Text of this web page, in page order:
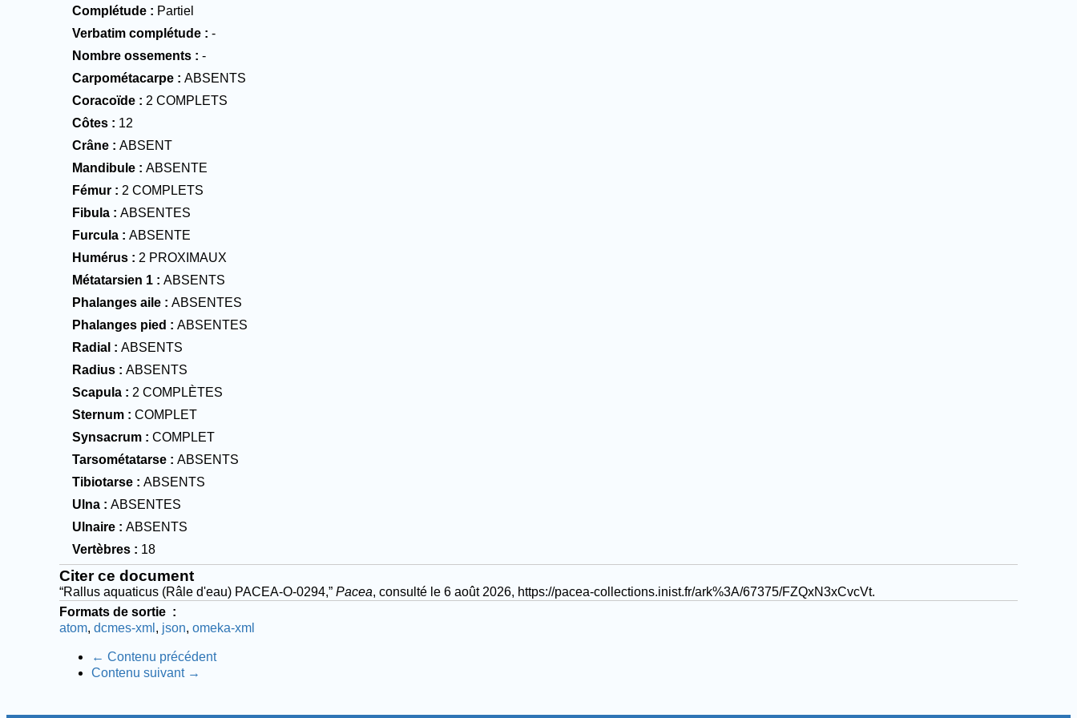
Complétude
Partiel
Verbatim complétude
-
Nombre ossements
-
Carpométacarpe
ABSENTS
Coracoïde
2 COMPLETS
Côtes
12
Crâne
ABSENT
Mandibule
ABSENTE
Fémur
2 COMPLETS
Fibula
ABSENTES
Furcula
ABSENTE
Humérus
2 PROXIMAUX
Métatarsien 1
ABSENTS
Phalanges aile
ABSENTES
Phalanges pied
ABSENTES
Radial
ABSENTS
Radius
ABSENTS
Scapula
2 COMPLÈTES
Sternum
COMPLET
Synsacrum
COMPLET
Tarsométatarse
ABSENTS
Tibiotarse
ABSENTS
Ulna
ABSENTES
Ulnaire
ABSENTS
Vertèbres
18
Citer ce document
“Rallus aquaticus (Râle d'eau) PACEA-O-0294,”Pacea, consulté le 6 août 2026, https://pacea-collections.inist.fr/ark%3A/67375/FZQxN3xCvcVt.
Formats de sortie
atom dcmes-xml json omeka-xml
← Contenu précédent
Contenu suivant →